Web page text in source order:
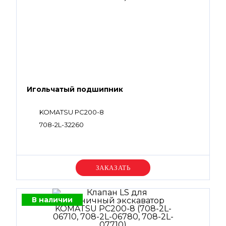
Игольчатый подшипник
KOMATSU PC200-8
708-2L-32260
Уточняйте цену
В наличии